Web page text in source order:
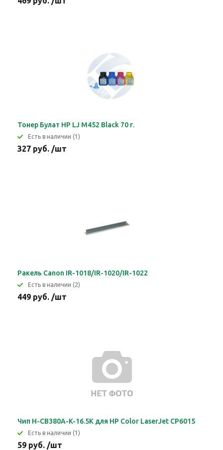
Тонер Булат HP LJ M452 Black 70 г.
Eсть в наличии (1)
327 руб. /шт
Ракель Canon IR-1018/IR-1020/IR-1022
Eсть в наличии (2)
449 руб. /шт
Чип H-CB380A-K-16.5K для HP Color LaserJet CP6015
Eсть в наличии (1)
59 руб. /шт